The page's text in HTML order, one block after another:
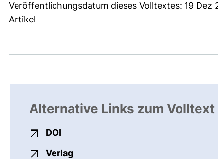
Veröffentlichungsdatum dieses Volltextes: 19 Dez
Artikel
Alternative Links zum Volltext
DOI
Verlagexterner Link, öffnet neues